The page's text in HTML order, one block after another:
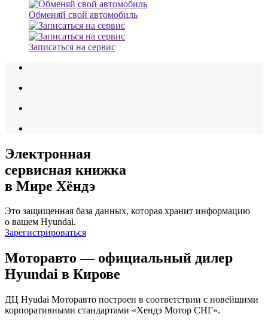
Обменяй свой автомобиль
Записаться на сервис
Электронная
сервисная книжка
в Мире Хёндэ
Это защищенная база данных, которая хранит информацию
о вашем Hyundai.
Зарегистрироваться
Моторавто — официальный дилер
Hyundai в Кирове
ДЦ Hyudai Моторавто построен в соответствии с новейшими
корпоративными стандартами «Хендэ Мотор СНГ».